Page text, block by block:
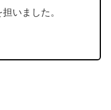
いました。